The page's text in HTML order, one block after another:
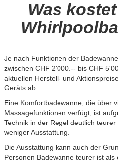
Was
Je nach Funktionen der
zwischen CHF 2'000.-- bis CHF
aktuellen Herstell- und
Geräts ab.
Eine Komfortbadewanne, die über
Massagefunktionen verfügt, ist
Technik in der Regel deutlich
weniger Ausstattung.
Die Ausstattung kann auch der
Personen Badewanne teurer ist als